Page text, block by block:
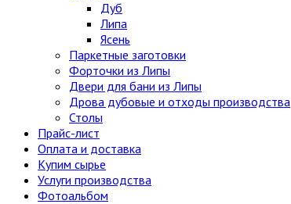
Дуб
Липа
Ясень
Паркетные заготовки
Форточки из Липы
Двери для бани из Липы
Дрова дубовые и отходы производства
Столы
Прайс-лист
Оплата и доставка
Купим сырье
Услуги производства
Фотоальбом